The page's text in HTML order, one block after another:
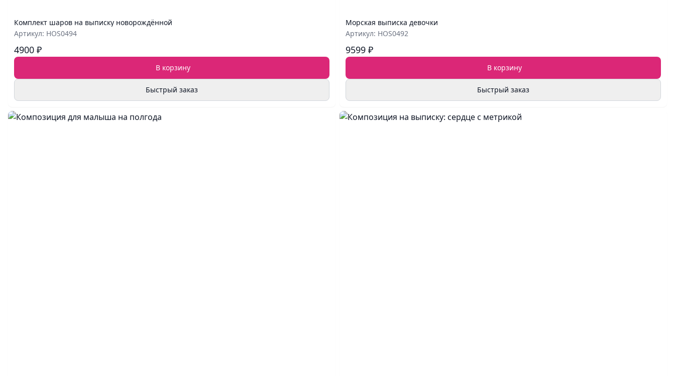
Комплект шаров на выписку новорождённой
Артикул: HOS0494
4900 ₽
В корзину
Быстрый заказ
Морская выписка девочки
Артикул: HOS0492
9599 ₽
В корзину
Быстрый заказ